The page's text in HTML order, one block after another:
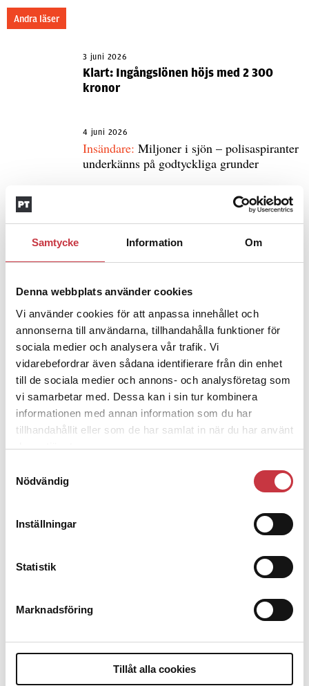
Samtycke Information Om
Denna webbplats använder cookies
Vi använder cookies för att anpassa innehållet och
annonserna till användarna, tillhandahålla funktioner för
sociala medier och analysera vår trafik. Vi
vidarebefordrar även sådana identifierare från din enhet
till de sociala medier och annons- och analysföretag som
vi samarbetar med. Dessa kan i sin tur kombinera
informationen med annan information som du har
tillhandahållit eller som de har samlat in när du har använt
deras tjänster.
Nödvändig
Inställningar
Statistik
Marknadsföring
Tillåt alla cookies
Andra läser
3 juni 2026
Klart: Ingångslönen höjs med 2 300
kronor
4 juni 2026
Insändare: Miljoner i sjön – polisaspiranter
underkänns på godtyckliga grunder
ska han lära sig grunderna
4 juni 2026
Polisregionen erkänner fel: ”Kommer
att rättas till”
Debatt
kunskapsstyrning – inte om forskarnas
Det är inte evidenskrav som
Debatt:Med för höga krav på evidens kan
polisen inte göra något alls